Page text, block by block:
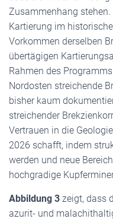
Zusammenhang
Kartierung im
Vorkommen derselben
übertägigen
Rahmen des
Nordosten streichende
bisher kaum
streichender
Vertrauen in die
2026 schafft, indem
werden und neue
hochgradige
Abbildung 3 zeigt, dass
azurit- und